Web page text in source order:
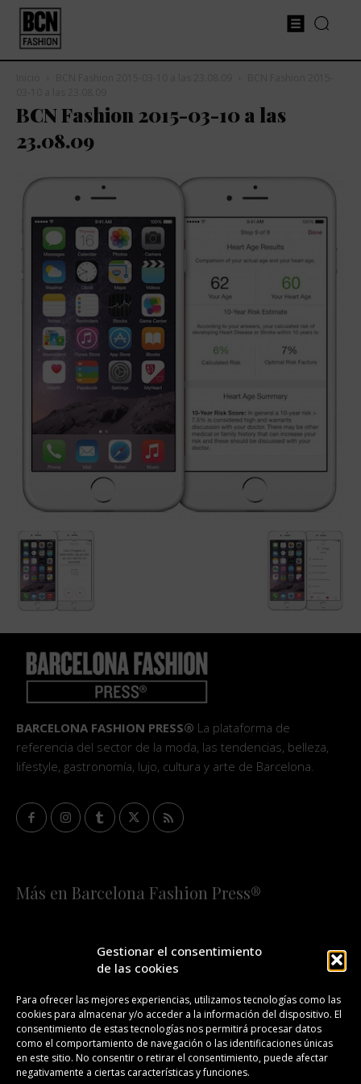
Gestionar el consentimiento
de las cookies
Para ofrecer las mejores experiencias, utilizamos tecnologías como las
cookies para almacenar y/o acceder a la información del dispositivo. El
consentimiento de estas tecnologías nos permitirá procesar datos
como el comportamiento de navegación o las identificaciones únicas
en este sitio. No consentir o retirar el consentimiento, puede afectar
negativamente a ciertas características y funciones.
BCN Fashion 2015-03-10 a las
23.08.09
BARCELONA FASHION PRESS® La plataforma de
referencia del sector de la moda, las tendencias, belleza,
lifestyle, gastronomía, lujo, cultura y arte de Barcelona.
Más en Barcelona Fashion Press®
¡SUSCRÍBETE A NUESTRA FASHION NEWS!
CONTACTO REDACCIÓN PUBLICIDAD
ISSN 2385-4839 DL B 27443-2014